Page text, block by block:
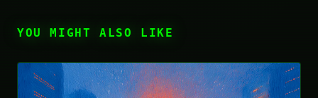
YOU MIGHT ALSO LIKE